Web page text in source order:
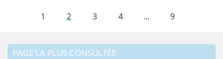
1 2 3 4 ... 9
PAGE LA PLUS CONSULTÉE